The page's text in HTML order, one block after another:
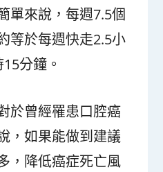
單來說，每週7.5個
等於每週快走2.5小
分鐘。
於曾經罹患口腔癌
，如果能做到建議
，降低癌症死亡風